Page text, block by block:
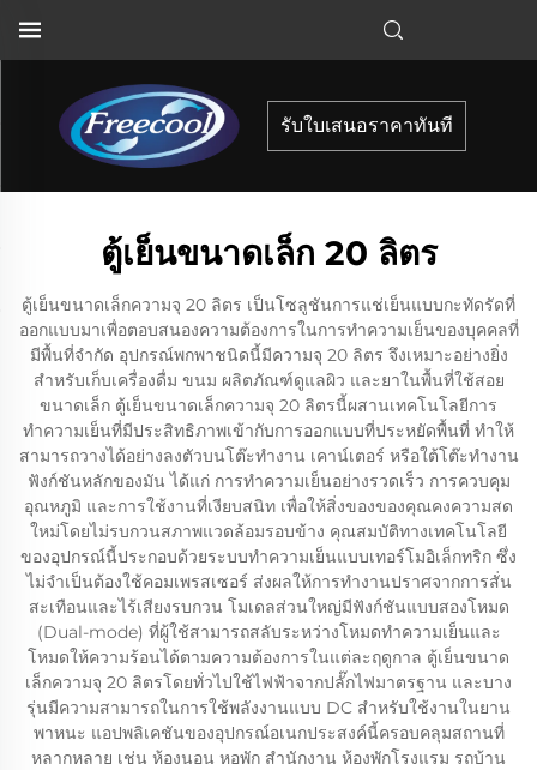
รับใบเสนอราคาทันที
ตู้เย็นขนาดเล็ก 20 ลิตร
ตู้เย็นขนาดเล็กความจุ 20 ลิตร เป็นโซลูชันการแช่เย็นแบบกะทัดรัดที่
ออกแบบมาเพื่อตอบสนองความต้องการในการทำความเย็นของบุคคลที่
มีพื้นที่จำกัด อุปกรณ์พกพาชนิดนี้มีความจุ 20 ลิตร จึงเหมาะอย่างยิ่ง
สำหรับเก็บเครื่องดื่ม ขนม ผลิตภัณฑ์ดูแลผิว และยาในพื้นที่ใช้สอย
ขนาดเล็ก ตู้เย็นขนาดเล็กความจุ 20 ลิตรนี้ผสานเทคโนโลยีการ
ทำความเย็นที่มีประสิทธิภาพเข้ากับการออกแบบที่ประหยัดพื้นที่ ทำให้
สามารถวางได้อย่างลงตัวบนโต๊ะทำงาน เคาน์เตอร์ หรือใต้โต๊ะทำงาน
ฟังก์ชันหลักของมัน ได้แก่ การทำความเย็นอย่างรวดเร็ว การควบคุม
อุณหภูมิ และการใช้งานที่เงียบสนิท เพื่อให้สิ่งของของคุณคงความสด
ใหม่โดยไม่รบกวนสภาพแวดล้อมรอบข้าง คุณสมบัติทางเทคโนโลยี
ของอุปกรณ์นี้ประกอบด้วยระบบทำความเย็นแบบเทอร์โมอิเล็กทริก ซึ่ง
ไม่จำเป็นต้องใช้คอมเพรสเซอร์ ส่งผลให้การทำงานปราศจากการสั่น
สะเทือนและไร้เสียงรบกวน โมเดลส่วนใหญ่มีฟังก์ชันแบบสองโหมด
(Dual-mode) ที่ผู้ใช้สามารถสลับระหว่างโหมดทำความเย็นและ
โหมดให้ความร้อนได้ตามความต้องการในแต่ละฤดูกาล ตู้เย็นขนาด
เล็กความจุ 20 ลิตรโดยทั่วไปใช้ไฟฟ้าจากปลั๊กไฟมาตรฐาน และบาง
รุ่นมีความสามารถในการใช้พลังงานแบบ DC สำหรับใช้งานในยาน
พาหนะ แอปพลิเคชันของอุปกรณ์อเนกประสงค์นี้ครอบคลุมสถานที่
หลากหลาย เช่น ห้องนอน หอพัก สำนักงาน ห้องพักโรงแรม รถบ้าน